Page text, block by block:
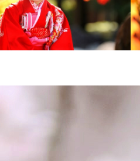
Family